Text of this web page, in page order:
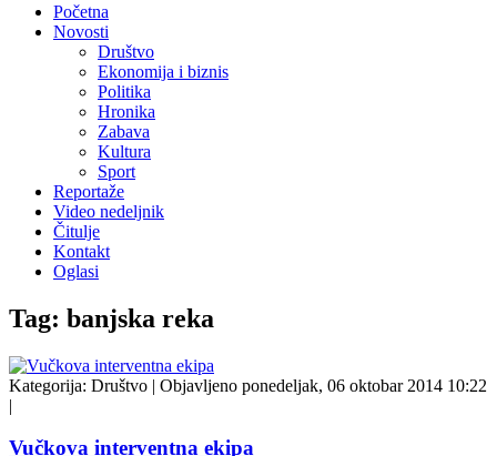
Početna
Novosti
Društvo
Ekonomija i biznis
Politika
Hronika
Zabava
Kultura
Sport
Reportaže
Video nedeljnik
Čitulje
Kontakt
Oglasi
Tag: banjska reka
Kategorija: Društvo | Objavljeno ponedeljak, 06 oktobar 2014 10:22
|
Vučkova interventna ekipa